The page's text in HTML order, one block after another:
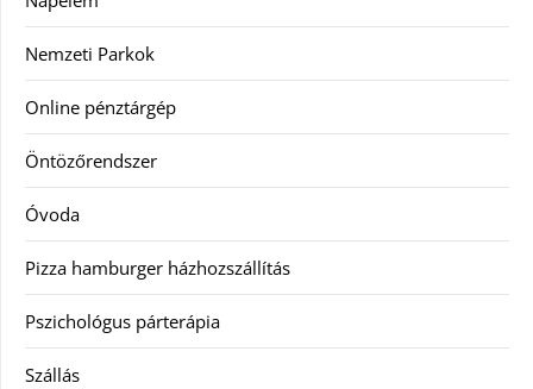
Nemzeti Parkok
Online pénztárgép
Öntözőrendszer
Óvoda
Pizza hamburger házhozszállítás
Pszichológus párterápia
Szállás